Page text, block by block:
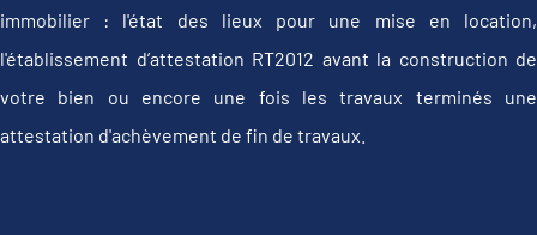
immobilier : l'état des lieux pour une mise en location,
l'établissement d’attestation RT2012 avant la construction de
votre bien ou encore une fois les travaux terminés une
attestation d'achèvement de fin de travaux.